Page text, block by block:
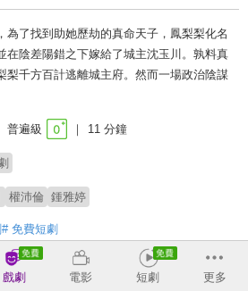
為了找到助她歷劫的真命天子，鳳梨梨化名
在陰差陽錯之下嫁給了城主沈玉川。孰料真
梨千方百計逃離城主府。然而一場政治陰謀
普遍級 11 分鐘
權沛倫 鍾雅婷
# 免費短劇
戲劇 電影 短劇 更多